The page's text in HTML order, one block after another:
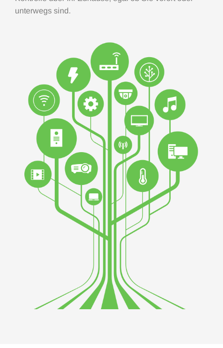
unterwegs sind.